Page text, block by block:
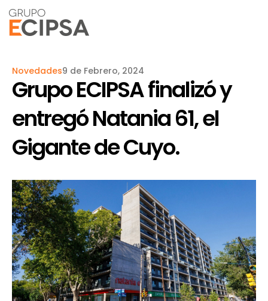
Novedades9 de Febrero, 2024
Grupo ECIPSA finalizó y
entregó Natania 61, el
Gigante de Cuyo.